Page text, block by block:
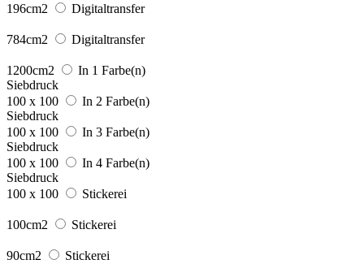
196cm2 Digitaltransfer
784cm2 Digitaltransfer
1200cm2
In 1 Farbe(n)
Siebdruck
100 x 100
In 2 Farbe(n)
Siebdruck
100 x 100
In 3 Farbe(n)
Siebdruck
100 x 100
In 4 Farbe(n)
Siebdruck
100 x 100
Stickerei
100cm2 Stickerei
90cm2 Stickerei